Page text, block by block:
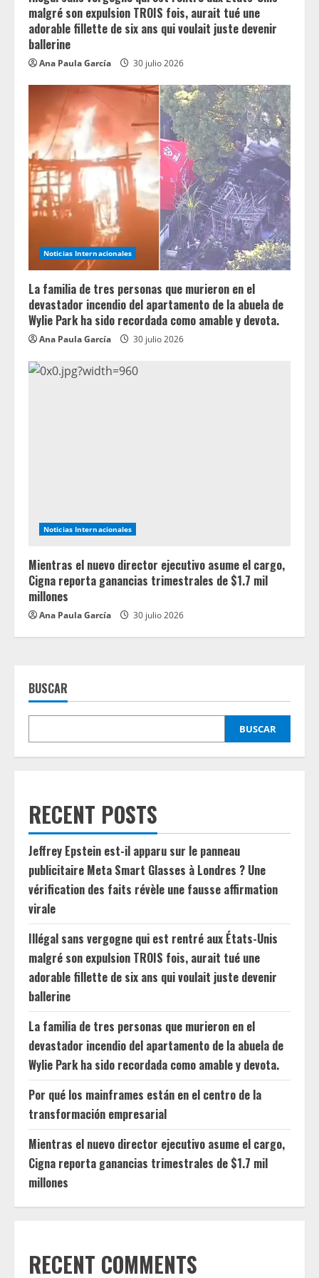
malgré son expulsion TROIS fois, aurait tué une
adorable fillette de six ans qui voulait juste devenir
ballerine
Ana Paula García 30 julio 2026
Noticias Internacionales
La familia de tres personas que murieron en el
devastador incendio del apartamento de la abuela de
Wylie Park ha sido recordada como amable y devota.
Ana Paula García 30 julio 2026
Noticias Internacionales
Mientras el nuevo director ejecutivo asume el cargo,
Cigna reporta ganancias trimestrales de $1.7 mil
millones
Ana Paula García 30 julio 2026
BUSCAR
BUSCAR
RECENT POSTS
Jeffrey Epstein est-il apparu sur le panneau
publicitaire Meta Smart Glasses à Londres ? Une
vérification des faits révèle une fausse affirmation
virale
Illégal sans vergogne qui est rentré aux États-Unis
malgré son expulsion TROIS fois, aurait tué une
adorable fillette de six ans qui voulait juste devenir
ballerine
La familia de tres personas que murieron en el
devastador incendio del apartamento de la abuela de
Wylie Park ha sido recordada como amable y devota.
Por qué los mainframes están en el centro de la
transformación empresarial
Mientras el nuevo director ejecutivo asume el cargo,
Cigna reporta ganancias trimestrales de $1.7 mil
millones
RECENT COMMENTS